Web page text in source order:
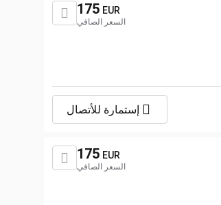
175 EUR
السعر الصافي
إستمارة للأتصال
175 EUR
السعر الصافي